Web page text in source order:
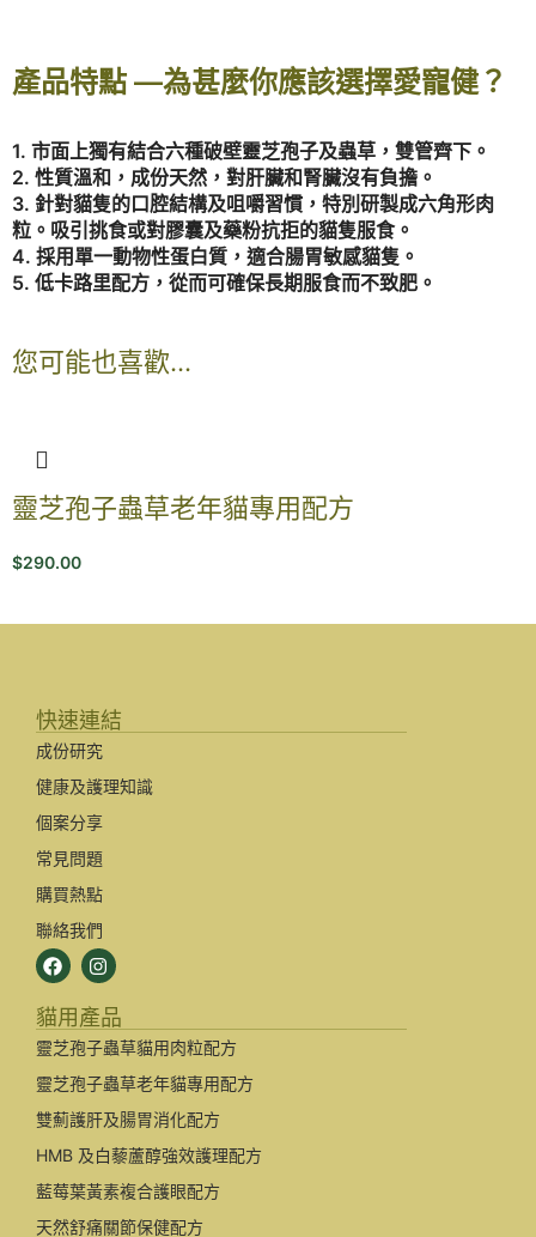
產品特點 —為甚麼你應該選擇愛寵健？
1. 市面上獨有結合六種破壁靈芝孢子及蟲草，雙管齊下。
2. 性質溫和，成份天然，對肝臟和腎臟沒有負擔。
3. 針對貓隻的口腔結構及咀嚼習慣，特別研製成六角形肉
粒。吸引挑食或對膠囊及藥粉抗拒的貓隻服食。
4. 採用單一動物性蛋白質，適合腸胃敏感貓隻。
5. 低卡路里配方，從而可確保長期服食而不致肥。
您可能也喜歡…
靈芝孢子蟲草老年貓專用配方
$290.00
快速連結
成份研究
健康及護理知識
個案分享
常見問題
購買熱點
聯絡我們
貓用產品
靈芝孢子蟲草貓用肉粒配方
靈芝孢子蟲草老年貓專用配方
雙薊護肝及腸胃消化配方
HMB 及白藜蘆醇強效護理配方
藍莓葉黃素複合護眼配方
天然舒痛關節保健配方